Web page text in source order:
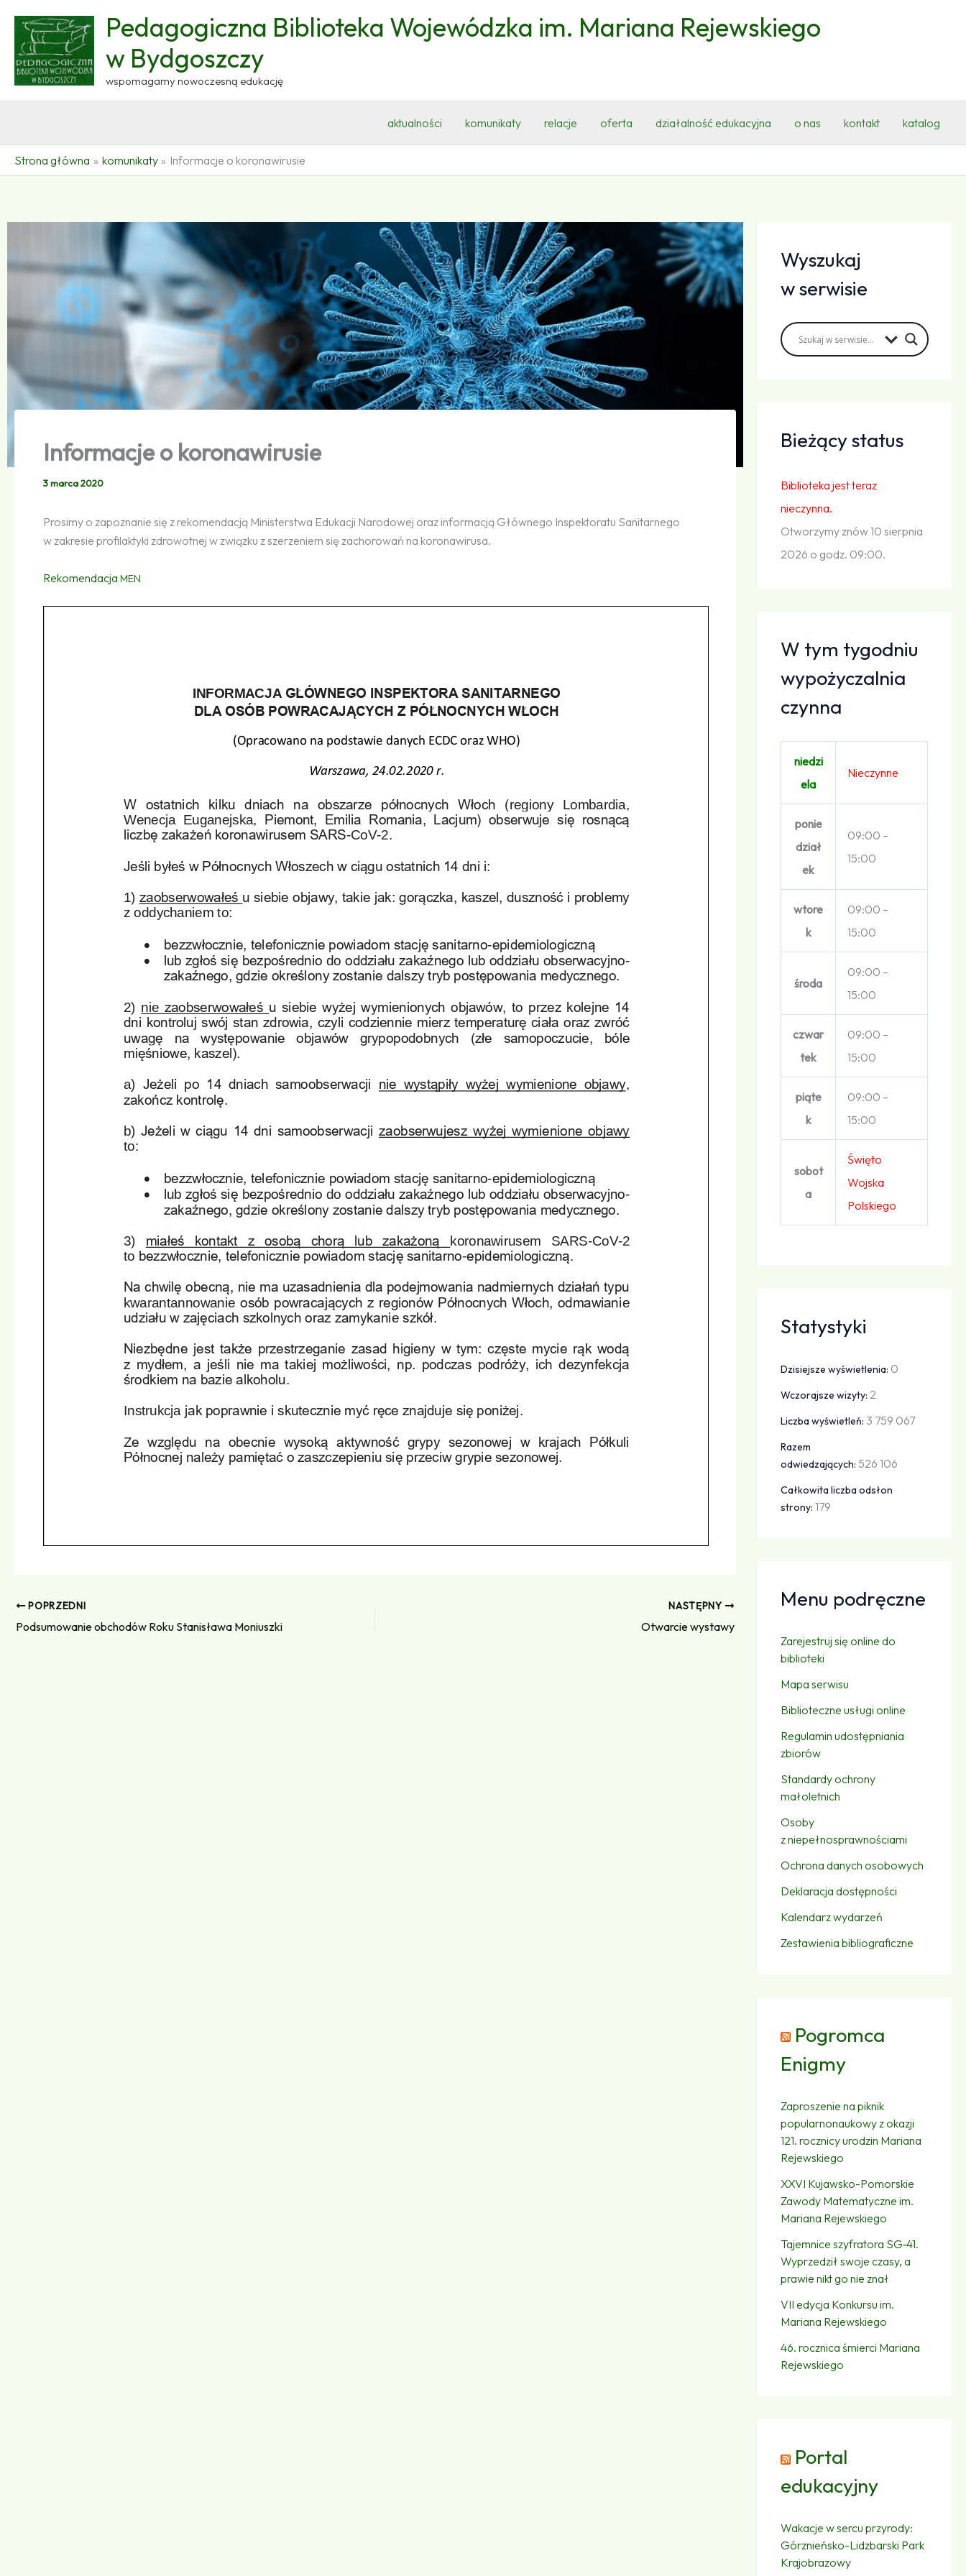
treści
Pedagogiczna Biblioteka Wojewódzka im. Mariana Rejewskiego
w Bydgoszczy
wspomagamy nowoczesną edukację
aktualności komunikaty relacje oferta działalność edukacyjna o nas kontakt katalog
Strona główna komunikaty Informacje o koronawirusie
Informacje o koronawirusie
3 marca 2020
Prosimy o zapoznanie się z rekomendacją Ministerstwa Edukacji Narodowej oraz informacją Głównego Inspektoratu Sanitarnego
w zakresie profilaktyki zdrowotnej w związku z szerzeniem się zachorowań na koronawirusa.
Rekomendacja MEN
POPRZEDNI
Podsumowanie obchodów Roku Stanisława Moniuszki
NASTĘPNY
Otwarcie wystawy
Wyszukaj
w serwisie
Bieżący status
Biblioteka jest teraz
nieczynna.
Otworzymy znów 10 sierpnia
2026 o godz. 09:00.
W tym tygodniu
wypożyczalnia
czynna
niedzi
ela
Nieczynne
ponie
dział
ek
09:00 –
15:00
wtore
k
09:00 –
15:00
środa
09:00 –
15:00
czwar
tek
09:00 –
15:00
piąte
k
09:00 –
15:00
sobot
a
Święto
Wojska
Polskiego
Statystyki
Dzisiejsze wyświetlenia: 0
Wczorajsze wizyty: 2
Liczba wyświetleń: 3 759 067
Razem
odwiedzających: 526 106
Całkowita liczba odsłon
strony:179
Menu podręczne
Zarejestruj się online do
biblioteki
Mapa serwisu
Biblioteczne usługi online
Regulamin udostępniania
zbiorów
Standardy ochrony
małoletnich
Osoby
z niepełnosprawnościami
Ochrona danych osobowych
Deklaracja dostępności
Kalendarz wydarzeń
Zestawienia bibliograficzne
Pogromca
Enigmy
Zaproszenie na piknik
popularnonaukowy z okazji
121. rocznicy urodzin Mariana
Rejewskiego
XXVI Kujawsko-Pomorskie
Zawody Matematyczne im.
Mariana Rejewskiego
Tajemnice szyfratora SG‑41.
Wyprzedził swoje czasy, a
prawie nikt go nie znał
VII edycja Konkursu im.
Mariana Rejewskiego
46. rocznica śmierci Mariana
Rejewskiego
Portal
edukacyjny
Wakacje w sercu przyrody:
Górznieńsko-Lidzbarski Park
Krajobrazowy